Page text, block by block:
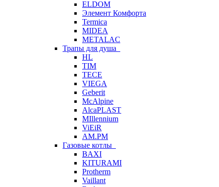
ELDOM
Элемент Комфорта
Termica
MIDEA
METALAC
Трапы для душа
HL
TIM
TECE
VIEGA
Geberit
McAlpine
AlcaPLAST
MIllennium
ViEiR
AM.PM
Газовые котлы
BAXI
KITURAMI
Protherm
Vaillant